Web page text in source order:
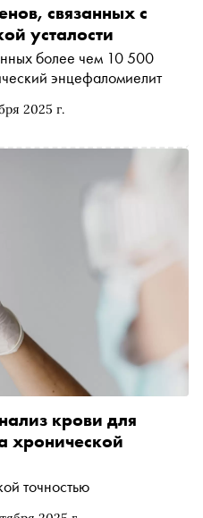
2025 г.
связанных с
усталости
более чем 10 500
энцефаломиелит
крови для
хронической
точностью